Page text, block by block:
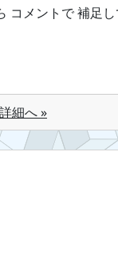
コメントで 補足
詳細へ »